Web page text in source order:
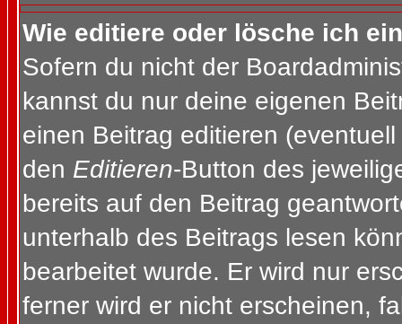
Wie editiere oder lösche ich
Sofern du nicht der
kannst du nur deine eigenen
einen Beitrag editieren
den Editieren-Button des
bereits auf den Beitrag
unterhalb des Beitrags lesen
bearbeitet wurde. Er wird nur
ferner wird er nicht erscheinen,